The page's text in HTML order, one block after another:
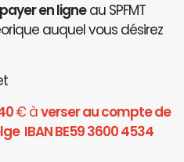
payer en ligneau SPFMT
auquel vous désirez
€ àverser au compte de
IBAN BE59 3600 4534